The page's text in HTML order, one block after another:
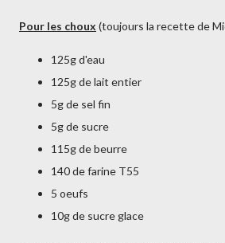
Pour les choux (toujours la recette de
125g d'eau
125g de lait entier
5g de sel fin
5g de sucre
115g de beurre
140 de farine T55
5 oeufs
10g de sucre glace